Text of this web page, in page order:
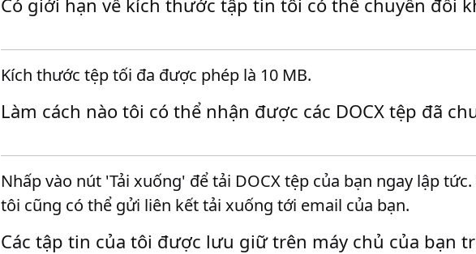
Có giới hạn về kích thước tập tin tôi có thể chuyển đổi
Kích thước tệp tối đa được phép là 10 MB.
Làm cách nào tôi có thể nhận được các DOCX tệp đã
Nhấp vào nút 'Tải xuống' để tải DOCX tệp của bạn ngay lập
tôi cũng có thể gửi liên kết tải xuống tới email của bạn.
Các tập tin của tôi được lưu giữ trên máy chủ của bạn